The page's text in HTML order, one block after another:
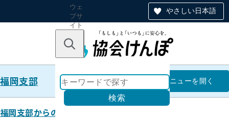
やさしい日本語
ウェ
ブサ
イト
のナ
ン
キーワードで探す
検索
福岡支部 福岡支部
メニューを開く
福岡支部からのお知らせ